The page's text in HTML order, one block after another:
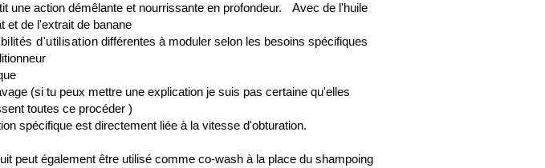
une action démêlante et nourrissante en profondeur. Avec de l'huile
et de l'extrait de banane
d'utilisation différentes à moduler selon les besoins spécifiques
(si tu peux mettre une explication je suis pas certaine qu'elles
toutes ce procéder )
spécifique est directement liée à la vitesse d'obturation.
peut également être utilisé comme co-wash à la place du shampoing